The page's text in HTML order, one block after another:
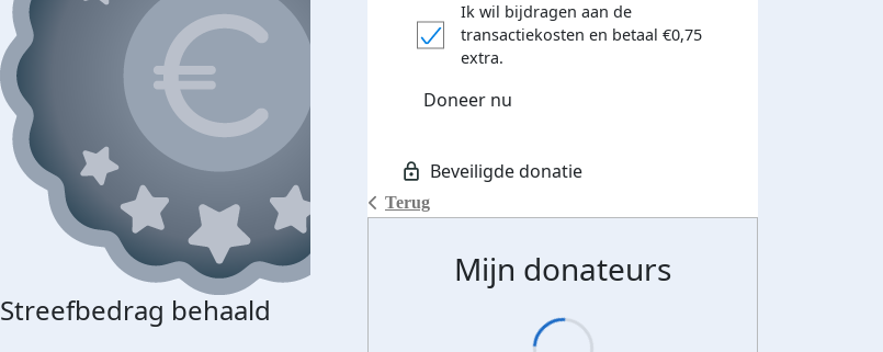
Streefbedrag behaald Streefbedrag verhoogd
Terug
Ik wil bijdragen aan de
transactiekosten en betaal €0,75
extra.
Doneer nu
Mijn donateurs